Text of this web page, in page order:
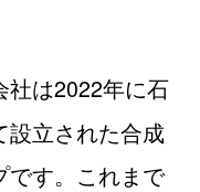
社は2022年に石
設立された合成
です。これまで